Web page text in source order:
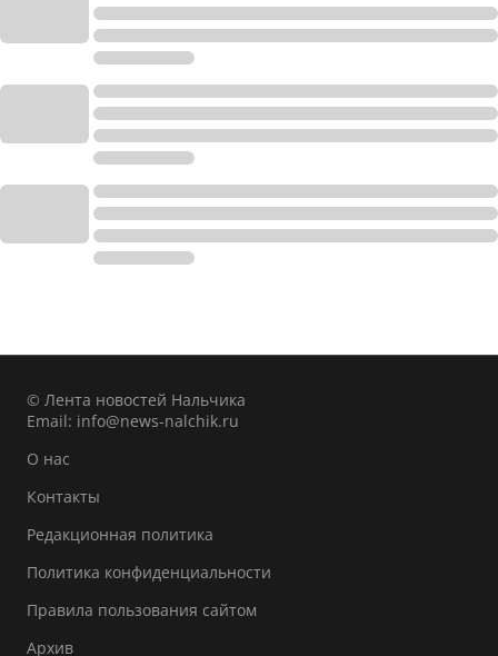
© Лента новостей Нальчика
Email: info@news-nalchik.ru
О нас
Контакты
Редакционная политика
Политика конфиденциальности
Правила пользования сайтом
Архив